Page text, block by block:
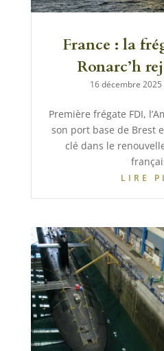
France : la
Ronarc’h
16 décembre 2025
Première frégate FDI,
son port base de Brest
clé dans le
LIRE